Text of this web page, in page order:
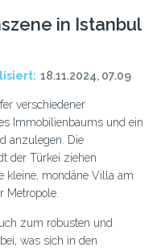
in Istanbul
18.11.2024, 07.09
verschiedener
Immobilienbaums und ein
anzulegen. Die
der Türkei ziehen
kleine, mondäne Villa am
Metropole.
zum robusten und
was sich in den